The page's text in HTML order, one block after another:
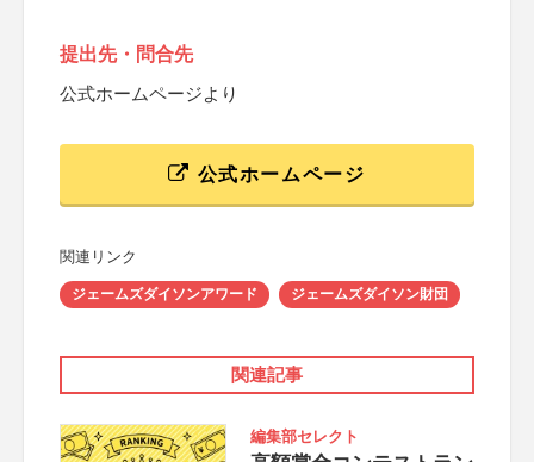
提出先・問合先
公式ホームページより
公式ホームページ
関連リンク
ジェームズダイソンアワード ジェームズダイソン財団
関連記事
編集部セレクト